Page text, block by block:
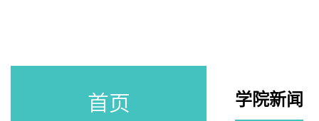
首页 学院新闻